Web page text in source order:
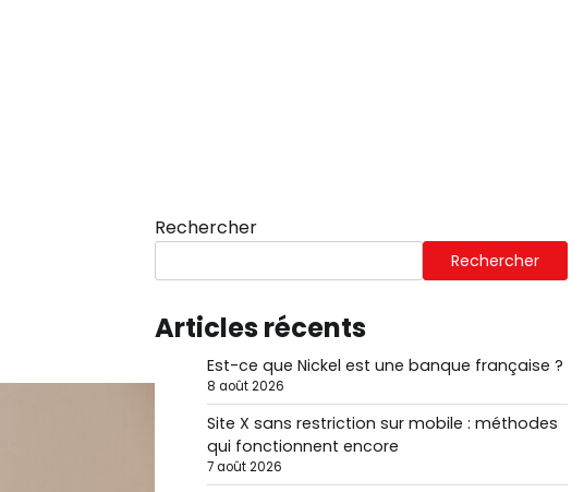
Rechercher
Rechercher
Articles récents
Est-ce que Nickel est une banque française ?
8 août 2026
Site X sans restriction sur mobile : méthodes
qui fonctionnent encore
7 août 2026